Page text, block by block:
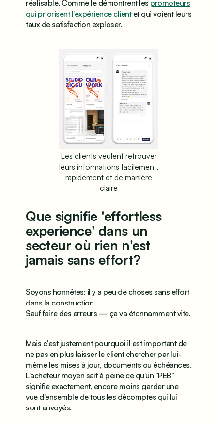
réalisable. Comme le démontrent les promoteurs
qui priorisent l'expérience clientet qui voient leurs
taux de satisfaction exploser.
Les clients veulent retrouver
leurs informations facilement,
rapidement et de manière
claire
Que signifie 'effortless
experience' dans un
secteur où rien n'est
jamais sans effort?
Soyons honnêtes: il y a peu de choses sans effort
dans la construction.
Sauf faire des erreurs — ça va étonnamment vite.
Mais c'est justement pourquoi il est important de
ne pas en plus laisser le client chercher par lui-
même les mises à jour, documents ou échéances.
L'acheteur moyen sait à peine ce qu'un "PEB"
signifie exactement, encore moins garder une
vue d'ensemble de tous les décomptes qui lui
sont envoyés.